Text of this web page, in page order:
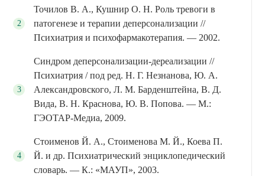
Точилов В. А., Кушнир О. Н. Роль тревоги в
патогенезе и терапии деперсонализации //
Психиатрия и психофармакотерапия. — 2002.
Синдром деперсонализации-дереализации //
Психиатрия / под ред. Н. Г. Незнанова, Ю. А.
Александровского, Л. М. Барденштейна, В. Д.
Вида, В. Н. Краснова, Ю. В. Попова. — М.:
ГЭОТАР-Медиа, 2009.
Стоименов Й. А., Стоименова М. Й., Коева П.
Й. и др. Психиатрический энциклопедический
словарь. — К.: «МАУП», 2003.